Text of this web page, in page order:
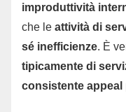
improduttività
che le attività di
sé inefficienze. È
tipicamente di
consistente